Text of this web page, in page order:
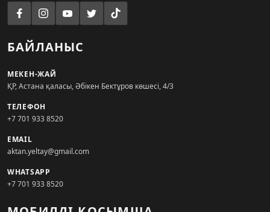
БАЙЛАНЫС
МЕКЕН-ЖАЙ
ҚР, Астана қаласы, Әбікен Бектұров көшесі, 4/3
ТЕЛЕФОН
+7 701 933 8520
EMAIL
aktan.yeltay@gmail.com
WHATSAPP
+7 701 933 8520